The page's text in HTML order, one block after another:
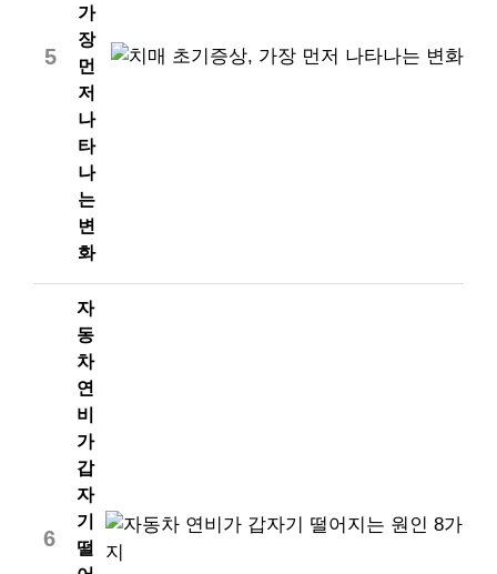
5
가
장
먼
저
나
타
나
는
변
화
6
자
동
차
연
비
가
갑
자
기
떨